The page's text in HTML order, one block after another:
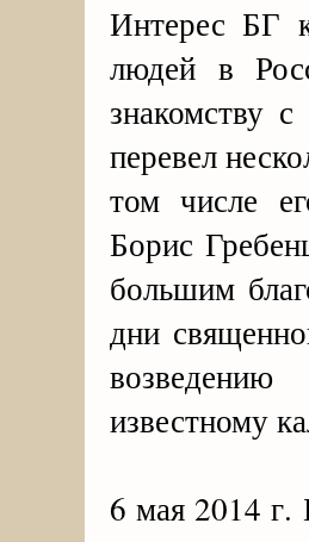
Интерес БГ
людей в
знакомству
перевел
том числе
Борис
большим
дни
известному
6 мая 2014 г.